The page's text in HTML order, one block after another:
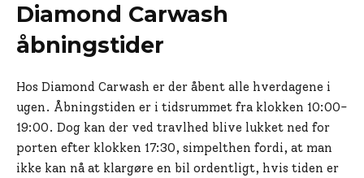
Diamond Carwash
åbningstider
Hos Diamond Carwash er der åbent alle hverdagene i
ugen. Åbningstiden er i tidsrummet fra klokken 10:00-
19:00. Dog kan der ved travlhed blive lukket ned for
porten efter klokken 17:30, simpelthen fordi, at man
ikke kan nå at klargøre en bil ordentligt, hvis tiden er